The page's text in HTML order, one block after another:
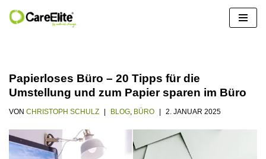
Papierloses Büro – 20 Tipps für die
Umstellung und zum Papier sparen im Büro
VON CHRISTOPH SCHULZ BLOG BÜRO 2. JANUAR 2025